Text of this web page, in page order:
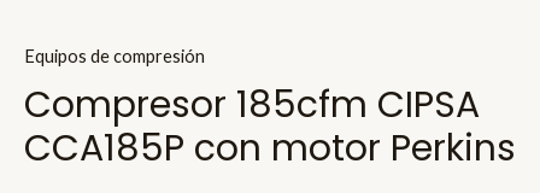
Equipos de compresión
Compresor 185cfm CIPSA
CCA185P con motor Perkins